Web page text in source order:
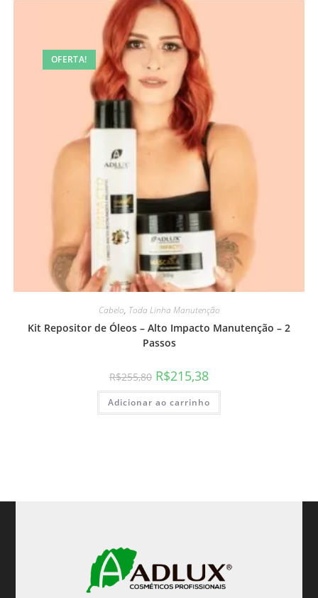
OFERTA!
Cabelo, Toda Linha Manutenção
Kit Repositor de Óleos – Alto Impacto Manutenção – 2
Passos
R$255,80 R$215,38
Adicionar ao carrinho